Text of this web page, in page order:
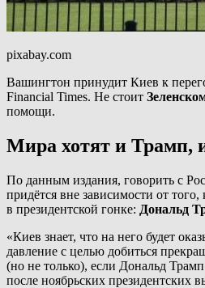
pixabay.com
Вашингтон принудит Киев к
Financial Times. Не стоит
помощи.
Мира хотят и Трамп,
По данным издания, говорить с
придётся вне зависимости от того,
в президентской гонке: Дональд
«Киев знает, что на него будет
давление с целью добиться
(но не только), если Дональд
после ноябрьских президентских